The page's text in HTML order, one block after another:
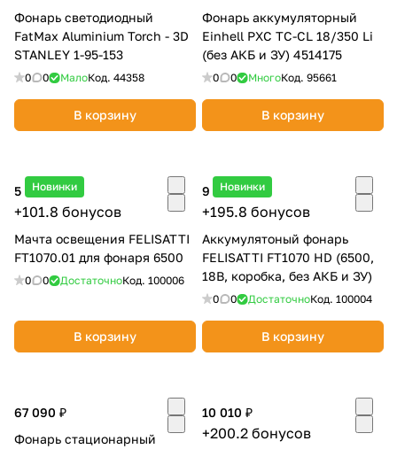
Фонарь светодиодный
FatMax Aluminium Torch - 3D
STANLEY 1-95-153
0 0 МалоКод. 44358
В корзину
Фонарь аккумуляторный
Einhell PXC TC-CL 18/350 Li
(без АКБ и ЗУ) 4514175
0 0 МногоКод. 95661
В корзину
Новинки
5 090 ₽
+101.8 бонусов
Мачта освещения FELISATTI
FT1070.01 для фонаря 6500
0 0 ДостаточноКод. 100006
В корзину
Новинки
9 790 ₽
+195.8 бонусов
Аккумулятоный фонарь
FELISATTI FT1070 HD (6500,
18В, коробка, без АКБ и ЗУ)
0 0 ДостаточноКод. 100004
В корзину
67 090 ₽
Фонарь стационарный
10 010 ₽
+200.2 бонусов